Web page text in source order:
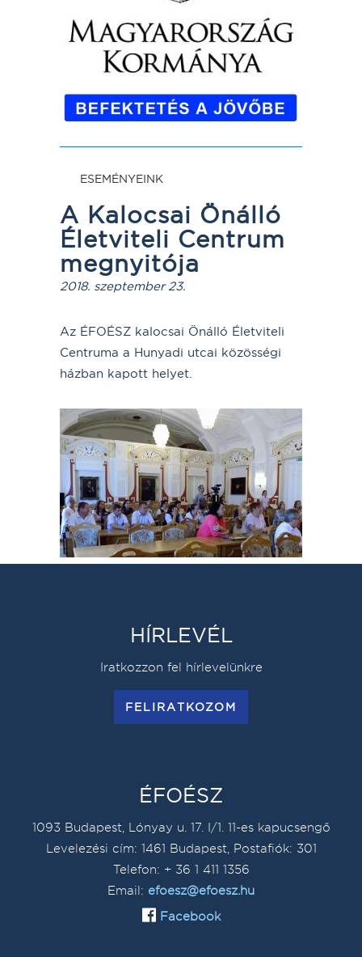
ESEMÉNYEINK
A Kalocsai Önálló
Életviteli Centrum
megnyitója
2018. szeptember 23.
Az ÉFOÉSZ kalocsai Önálló Életviteli
Centruma a Hunyadi utcai közösségi
házban kapott helyet.
HÍRLEVÉL
Iratkozzon fel hírlevelünkre
FELIRATKOZOM
ÉFOÉSZ
1093 Budapest, Lónyay u. 17. I/1. 11-es kapucsengő
Levelezési cím: 1461 Budapest, Postafiók: 301
Telefon: + 36 1 411 1356
Email: efoesz@efoesz.hu
Facebook